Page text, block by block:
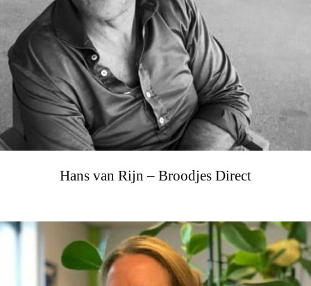
Hans van Rijn – Broodjes Direct